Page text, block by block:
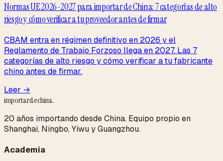
Normas UE 2026-2027 para importar de China: 7 categorías de alto
riesgo y cómo verificar a tu proveedor antes de firmar
CBAM entra en régimen definitivo en 2026 y el
Reglamento de Trabajo Forzoso llega en 2027. Las 7
categorías de alto riesgo y cómo verificar a tu fabricante
chino antes de firmar.
Leer →
importardechina.
20 años importando desde China. Equipo propio en
Shanghai, Ningbo, Yiwu y Guangzhou.
Academia